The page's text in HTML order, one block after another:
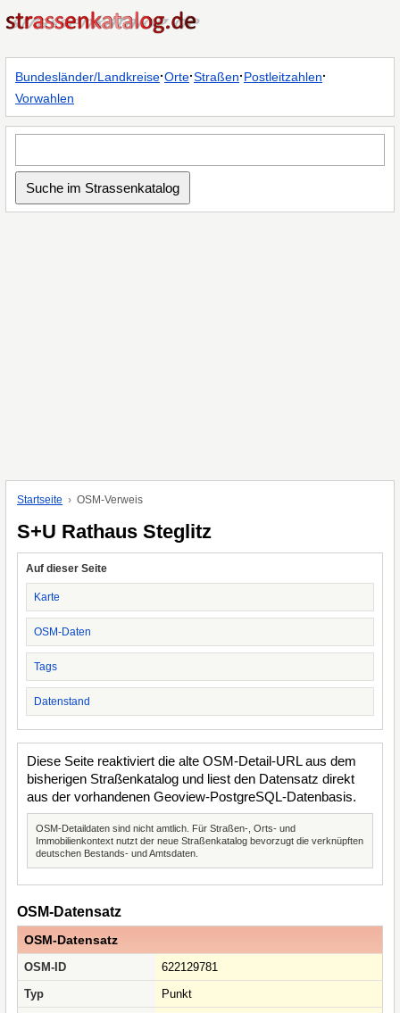
Bundesländer/Landkreise·Orte·Straßen·Postleitzahlen·
Vorwahlen
Startseite OSM-Verweis
S+U Rathaus Steglitz
Auf dieser Seite
Karte
OSM-Daten
Tags
Datenstand
Diese Seite reaktiviert die alte OSM-Detail-URL aus dem
bisherigen Straßenkatalog und liest den Datensatz direkt
aus der vorhandenen Geoview-PostgreSQL-Datenbasis.
OSM-Detaildaten sind nicht amtlich. Für Straßen-, Orts- und
Immobilienkontext nutzt der neue Straßenkatalog bevorzugt die verknüpften
deutschen Bestands- und Amtsdaten.
OSM-Datensatz
OSM-Datensatz
OSM-ID
622129781
Typ
Punkt